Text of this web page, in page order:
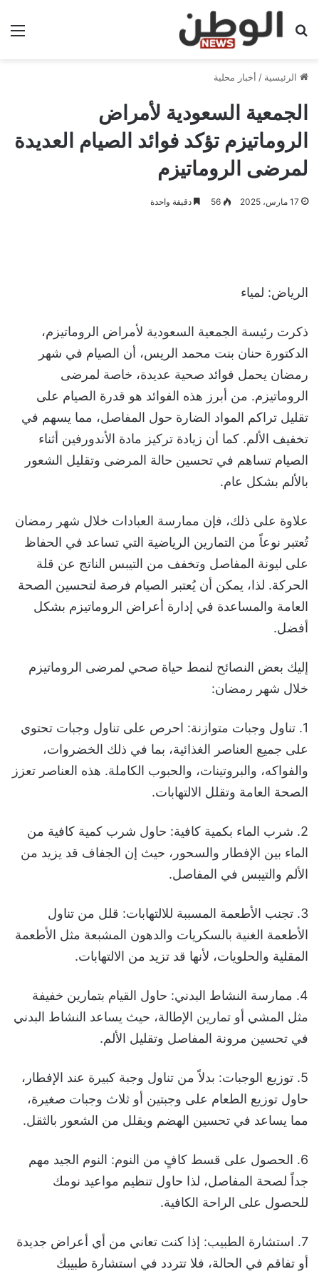
بحث عن
الرئيسية / أخبار محلية
الجمعية السعودية لأمراض
الروماتيزم تؤكد فوائد الصيام العديدة
لمرضى الروماتيزم
17 مارس، 2025 56 دقيقة واحدة
الرياض: لمياء
ذكرت رئيسة الجمعية السعودية لأمراض الروماتيزم،
الدكتورة حنان بنت محمد الريس، أن الصيام في شهر
رمضان يحمل فوائد صحية عديدة، خاصة لمرضى
الروماتيزم. من أبرز هذه الفوائد هو قدرة الصيام على
تقليل تراكم المواد الضارة حول المفاصل، مما يسهم في
تخفيف الألم. كما أن زيادة تركيز مادة الأندورفين أثناء
الصيام تساهم في تحسين حالة المرضى وتقليل الشعور
بالألم بشكل عام.
علاوة على ذلك، فإن ممارسة العبادات خلال شهر رمضان
تُعتبر نوعاً من التمارين الرياضية التي تساعد في الحفاظ
على ليونة المفاصل وتخفف من التيبس الناتج عن قلة
الحركة. لذا، يمكن أن يُعتبر الصيام فرصة لتحسين الصحة
العامة والمساعدة في إدارة أعراض الروماتيزم بشكل
أفضل.
إليك بعض النصائح لنمط حياة صحي لمرضى الروماتيزم
خلال شهر رمضان:
1. تناول وجبات متوازنة: احرص على تناول وجبات تحتوي
على جميع العناصر الغذائية، بما في ذلك الخضروات،
والفواكه، والبروتينات، والحبوب الكاملة. هذه العناصر تعزز
الصحة العامة وتقلل الالتهابات.
2. شرب الماء بكمية كافية: حاول شرب كمية كافية من
الماء بين الإفطار والسحور، حيث إن الجفاف قد يزيد من
الألم والتيبس في المفاصل.
3. تجنب الأطعمة المسببة للالتهابات: قلل من تناول
الأطعمة الغنية بالسكريات والدهون المشبعة مثل الأطعمة
المقلية والحلويات، لأنها قد تزيد من الالتهابات.
4. ممارسة النشاط البدني: حاول القيام بتمارين خفيفة
مثل المشي أو تمارين الإطالة، حيث يساعد النشاط البدني
في تحسين مرونة المفاصل وتقليل الألم.
5. توزيع الوجبات: بدلاً من تناول وجبة كبيرة عند الإفطار،
حاول توزيع الطعام على وجبتين أو ثلاث وجبات صغيرة،
مما يساعد في تحسين الهضم ويقلل من الشعور بالثقل.
6. الحصول على قسط كافٍ من النوم: النوم الجيد مهم
جداً لصحة المفاصل، لذا حاول تنظيم مواعيد نومك
للحصول على الراحة الكافية.
7. استشارة الطبيب: إذا كنت تعاني من أي أعراض جديدة
أو تفاقم في الحالة، فلا تتردد في استشارة طبيبك